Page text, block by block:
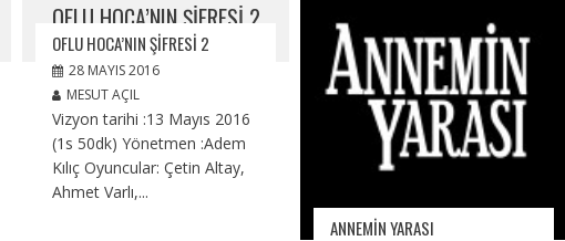
OFLU HOCA’NIN ŞIFRESI 2
OFLU HOCA’NIN ŞIFRESI 2
28 MAYIS 2016
MESUT AÇIL
Vizyon tarihi :13 Mayıs 2016
(1s 50dk) Yönetmen :Adem
Kılıç Oyuncular: Çetin Altay,
Ahmet Varlı,...
ANNEMIN YARASI